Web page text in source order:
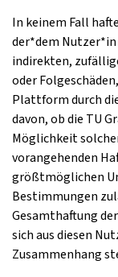
In keinem Fall
der*dem
indirekten,
oder
Plattform durch
davon, ob die TU
Möglichkeit
vorangehenden
größtmöglichen
Bestimmungen
Gesamthaftung
sich aus diesen
Zusammenhang